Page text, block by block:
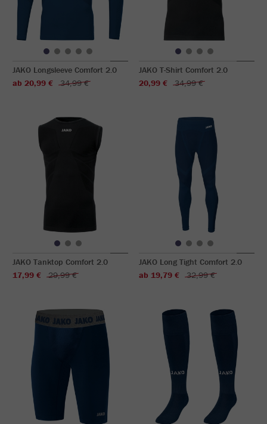
JAKO Longsleeve Comfort 2.0
ab 20,99 €
34,99 €
JAKO T-Shirt Comfort 2.0
20,99 €
34,99 €
JAKO Tanktop Comfort 2.0
17,99 €
29,99 €
JAKO Long Tight Comfort 2.0
ab 19,79 €
32,99 €